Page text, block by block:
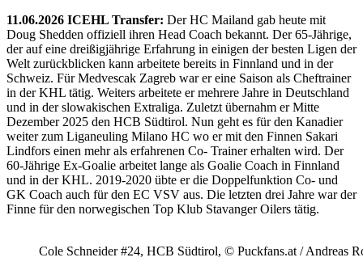
11.06.2026 ICEHL Transfer: Der HC Mailand gab heute mit
Doug Shedden offiziell ihren Head Coach bekannt. Der 65-Jährige,
der auf eine dreißigjährige Erfahrung in einigen der besten Ligen der
Welt zurückblicken kann arbeitete bereits in Finnland und in der
Schweiz. Für Medvescak Zagreb war er eine Saison als Cheftrainer
in der KHL tätig. Weiters arbeitete er mehrere Jahre in Deutschland
und in der slowakischen Extraliga. Zuletzt übernahm er Mitte
Dezember 2025 den HCB Südtirol. Nun geht es für den Kanadier
weiter zum Liganeuling Milano HC wo er mit den Finnen Sakari
Lindfors einen mehr als erfahrenen Co- Trainer erhalten wird. Der
60-Jährige Ex-Goalie arbeitet lange als Goalie Coach in Finnland
und in der KHL. 2019-2020 übte er die Doppelfunktion Co- und
GK Coach auch für den EC VSV aus. Die letzten drei Jahre war der
Finne für den norwegischen Top Klub Stavanger Oilers tätig.
Cole Schneider #24, HCB Südtirol, © Puckfans.at / Andreas